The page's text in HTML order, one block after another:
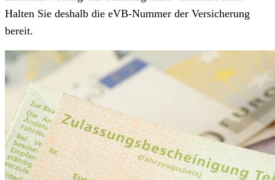
Halten Sie deshalb die eVB-Nummer der Versicherung
bereit.